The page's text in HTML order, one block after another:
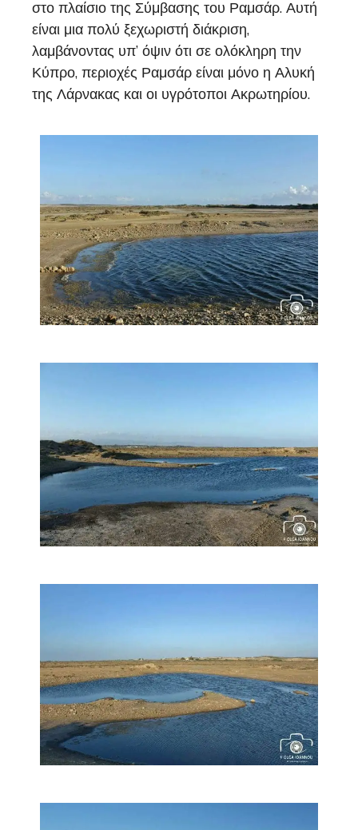
στο πλαίσιο της Σύμβασης του Ραμσάρ. Αυτή
είναι μια πολύ ξεχωριστή διάκριση,
λαμβάνοντας υπ’ όψιν ότι σε ολόκληρη την
Κύπρο, περιοχές Ραμσάρ είναι μόνο η Αλυκή
της Λάρνακας και οι υγρότοποι Ακρωτηρίου.